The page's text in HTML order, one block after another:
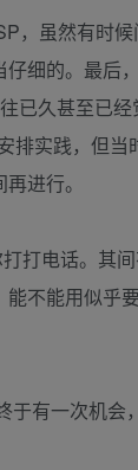
，虽然有时
细的。最后
已久甚至已
排实践，但
进行。
打电话。其
不能用似乎
有一次机会